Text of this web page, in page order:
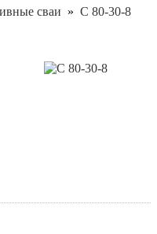
сваи » С 80-30-8